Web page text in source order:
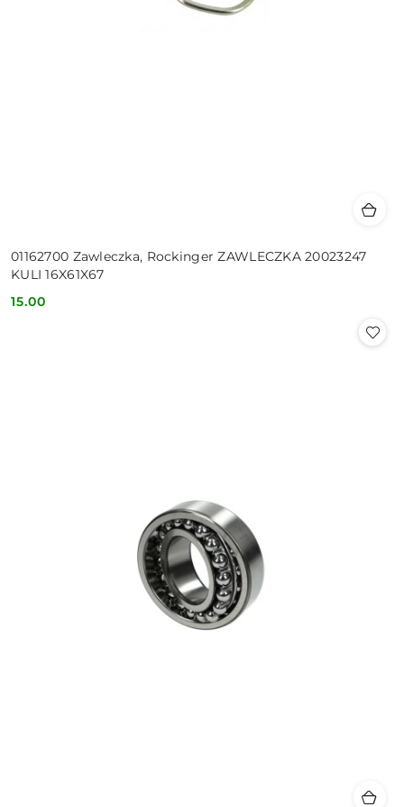
01162700 Zawleczka, Rockinger ZAWLECZKA 20023247
KULI 16X61X67
Cena:
15.00